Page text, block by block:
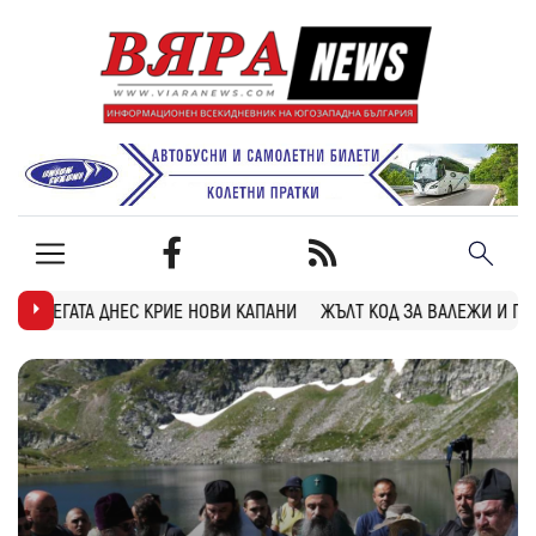
КАПАНИ ЖЪЛТ КОД ЗА ВАЛЕЖИ И ГРЪМОТЕВИЦИ В